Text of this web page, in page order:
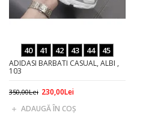
40 41 42 43 44 45
ADIDASI BARBATI CASUAL, ALBI ,
103
350,00Lei 230,00Lei
ADAUGĂ ÎN COŞ